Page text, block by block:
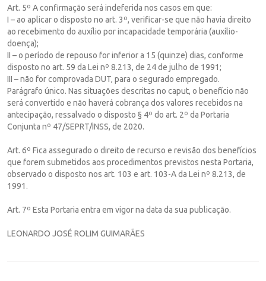
Art. 5º A confirmação será indeferida nos casos em que:
I – ao aplicar o disposto no art. 3º, verificar-se que não havia direito
ao recebimento do auxílio por incapacidade temporária (auxílio-
doença);
II – o período de repouso for inferior a 15 (quinze) dias, conforme
disposto no art. 59 da Lei nº 8.213, de 24 de julho de 1991;
III – não for comprovada DUT, para o segurado empregado.
Parágrafo único. Nas situações descritas no caput, o benefício não
será convertido e não haverá cobrança dos valores recebidos na
antecipação, ressalvado o disposto § 4º do art. 2º da Portaria
Conjunta nº 47/SEPRT/INSS, de 2020.
Art. 6º Fica assegurado o direito de recurso e revisão dos benefícios
que forem submetidos aos procedimentos previstos nesta Portaria,
observado o disposto nos art. 103 e art. 103-A da Lei nº 8.213, de
1991.
Art. 7º Esta Portaria entra em vigor na data da sua publicação.
LEONARDO JOSÉ ROLIM GUIMARÃES